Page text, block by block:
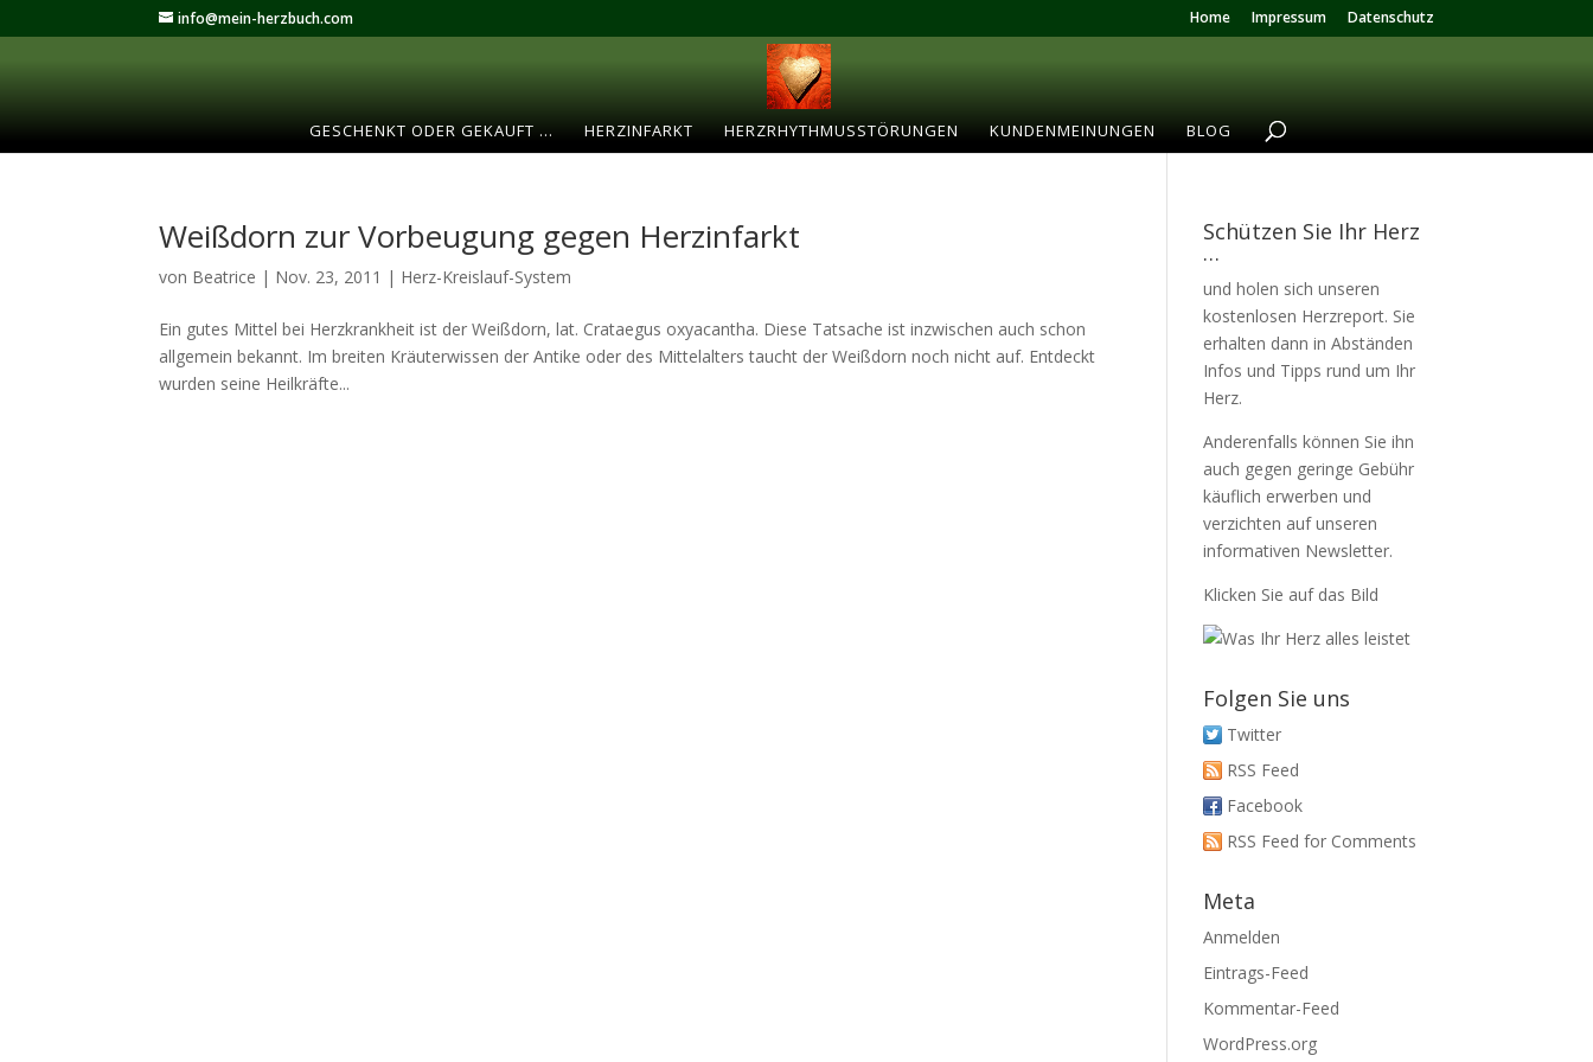
info@mein-herzbuch.com Home Impressum Datenschutz
GESCHENKT ODER GEKAUFT … HERZINFARKT HERZRHYTHMUSSTÖRUNGEN KUNDENMEINUNGEN BLOG
Weißdorn zur Vorbeugung gegen Herzinfarkt
von Beatrice | Nov. 23, 2011 | Herz-Kreislauf-System
Ein gutes Mittel bei Herzkrankheit ist der Weißdorn, lat. Crataegus oxyacantha. Diese Tatsache ist inzwischen auch schon
allgemein bekannt. Im breiten Kräuterwissen der Antike oder des Mittelalters taucht der Weißdorn noch nicht auf. Entdeckt
wurden seine Heilkräfte...
Schützen Sie Ihr Herz
…
und holen sich unseren
kostenlosen Herzreport. Sie
erhalten dann in Abständen
Infos und Tipps rund um Ihr
Herz.
Anderenfalls können Sie ihn
auch gegen geringe Gebühr
käuflich erwerben und
verzichten auf unseren
informativen Newsletter.
Klicken Sie auf das Bild
Folgen Sie uns
Twitter
RSS Feed
Facebook
RSS Feed for Comments
Meta
Anmelden
Eintrags-Feed
Kommentar-Feed
WordPress.org